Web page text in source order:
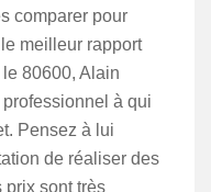
comparer pour
meilleur rapport
80600, Alain
à qui
Pensez à lui
de réaliser des
prix sont très